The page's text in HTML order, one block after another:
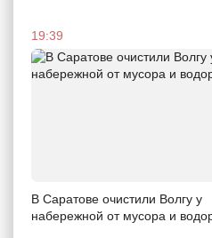
19:39
В Саратове очистили Волгу у
набережной от мусора и